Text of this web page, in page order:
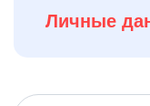
+7
Личные